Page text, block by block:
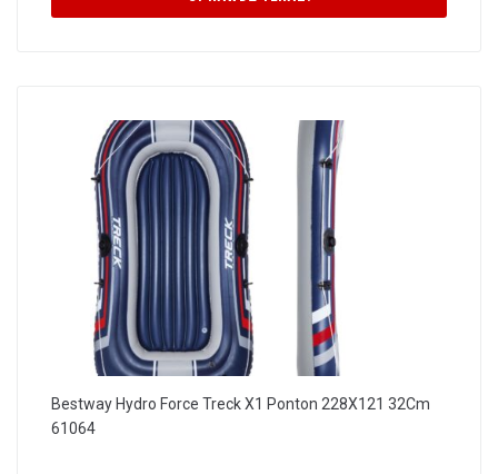
Bestway Hydro Force Treck X1 Ponton 228X121 32Cm
61064